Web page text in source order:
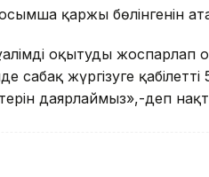
қаржы бөлінгенін
оқытуды
сабақ жүргізуге
даярлаймыз»,-деп